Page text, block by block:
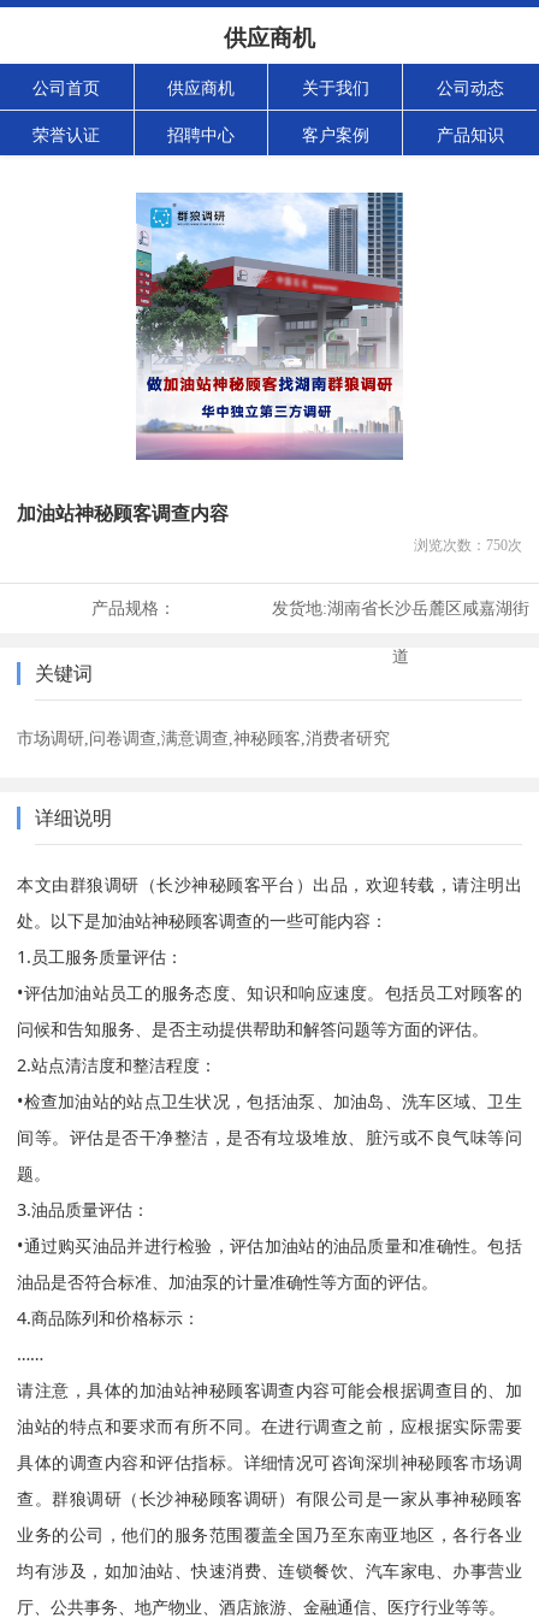
供应商机
公司首页 供应商机 关于我们 公司动态
荣誉认证 招聘中心 客户案例 产品知识
加油站神秘顾客调查内容
浏览次数： 750次
产品规格： 发货地:湖南省长沙岳麓区咸嘉湖街
道
关键词
市场调研,问卷调查,满意调查,神秘顾客,消费者研究
详细说明
本文由群狼调研（长沙神秘顾客平台）出品，欢迎转载，请注明出
处。以下是加油站神秘顾客调查的一些可能内容：
1.员工服务质量评估：
•评估加油站员工的服务态度、知识和响应速度。包括员工对顾客的
问候和告知服务、是否主动提供帮助和解答问题等方面的评估。
2.站点清洁度和整洁程度：
•检查加油站的站点卫生状况，包括油泵、加油岛、洗车区域、卫生
间等。评估是否干净整洁，是否有垃圾堆放、脏污或不良气味等问
题。
3.油品质量评估：
•通过购买油品并进行检验，评估加油站的油品质量和准确性。包括
油品是否符合标准、加油泵的计量准确性等方面的评估。
4.商品陈列和价格标示：
……
请注意，具体的加油站神秘顾客调查内容可能会根据调查目的、加
油站的特点和要求而有所不同。在进行调查之前，应根据实际需要
具体的调查内容和评估指标。详细情况可咨询深圳神秘顾客市场调
查。群狼调研（长沙神秘顾客调研）有限公司是一家从事神秘顾客
业务的公司，他们的服务范围覆盖全国乃至东南亚地区，各行各业
均有涉及，如加油站、快速消费、连锁餐饮、汽车家电、办事营业
厅、公共事务、地产物业、酒店旅游、金融通信、医疗行业等等。